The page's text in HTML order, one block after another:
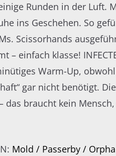
Runden in der Luft.
ins Geschehen. So
Scissorhands
– einfach klasse!
Warm-Up,
gar nicht benötigt.
das braucht kein
Mold / Passerby /